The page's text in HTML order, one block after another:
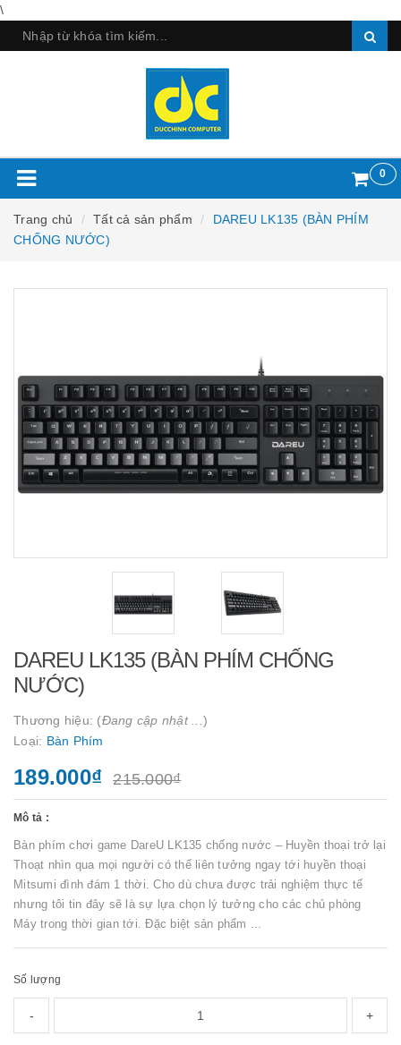
\
0
Trang chủ Tất cả sản phẩm
DAREU LK135 (BÀN PHÍM
CHỐNG NƯỚC)
DAREU LK135 (BÀN PHÍM CHỐNG
NƯỚC)
Thương hiệu: (Đang cập nhật ... )
Loại: Bàn Phím
189.000₫ 215.000₫
Mô tả :
Bàn phím chơi game DareU LK135 chống nước – Huyền thoại trở lại
Thoạt nhìn qua mọi người có thể liên tưởng ngay tới huyền thoại
Mitsumi đình đám 1 thời. Cho dù chưa được trải nghiệm thực tế
nhưng tôi tin đây sẽ là sự lựa chọn lý tưởng cho các chủ phòng
Máy trong thời gian tới. Đặc biệt sản phẩm ...
Số lượng
- +